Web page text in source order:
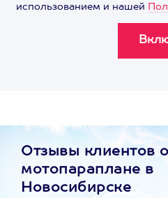
использованием и нашей
Отзывы клиентов
мотопараплане в
Новосибирске